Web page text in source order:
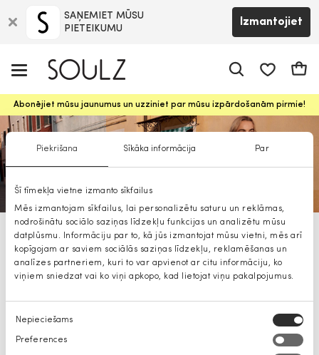
Piekrišana Sīkāka informācija Par
Šī tīmekļa vietne izmanto sīkfailus
Mēs izmantojam sīkfailus, lai personalizētu saturu un reklāmas,
nodrošinātu sociālo saziņas līdzekļu funkcijas un analizētu mūsu
datplūsmu. Informāciju par to, kā jūs izmantojat mūsu vietni, mēs arī
kopīgojam ar saviem sociālās saziņas līdzekļu, reklamēšanas un
analīzes partneriem, kuri to var apvienot ar citu informāciju, ko
viņiem sniedzat vai ko viņi apkopo, kad lietojat viņu pakalpojumus.
Piekrišanas
izvēle
Nepieciešams
Preferences
SAŅEMIET MŪSU
PIETEIKUMU
Izmantojiet
Abonējiet mūsu jaunumus un uzziniet par mūsu izpārdošanām pirmie!
Pennyblack šorti